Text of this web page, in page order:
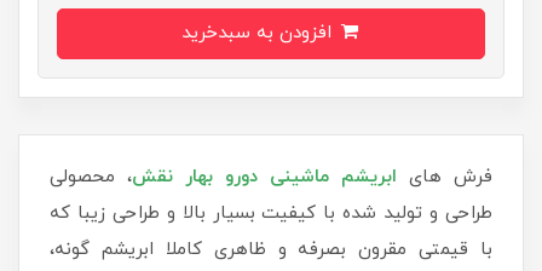
فرش های ابریشم ماشینی دورو بهار نقش، محصولی
طراحی و تولید شده با کیفیت بسیار بالا و طراحی زیبا که
با قیمتی مقرون بصرفه و ظاهری کاملا ابریشم گونه،